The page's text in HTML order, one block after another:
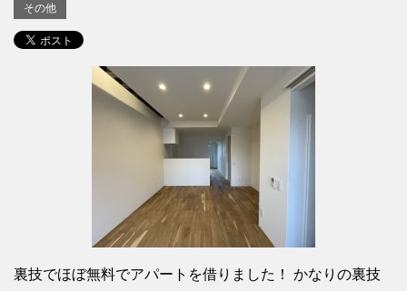
その他
裏技でほぼ無料でアパートを借りました！ かなりの裏技